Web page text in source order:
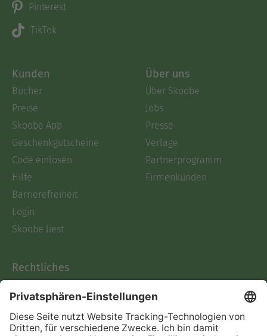
Pinterest
TikTok
Kunden
Bücher
Preise
Skoobe App
Geschenkgutscheine
Code einlösen
Hilfe
Barrierefreiheit
Login
Skoobe liest
Über uns
Über Skoobe
Jobs
Presse
Verlage
Partnerprogramm
Firmenkunden
Rechtliches
AGB
Informationen nach Data
Act